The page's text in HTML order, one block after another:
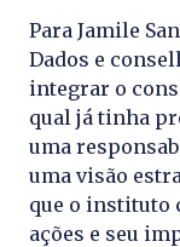
Para Jamile
Dados e
integrar o
qual já tinha
uma
uma visão
que o instituto
ações e seu